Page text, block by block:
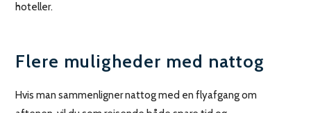
hoteller.
Flere muligheder med nattog
Hvis man sammenligner nattog med en flyafgang om